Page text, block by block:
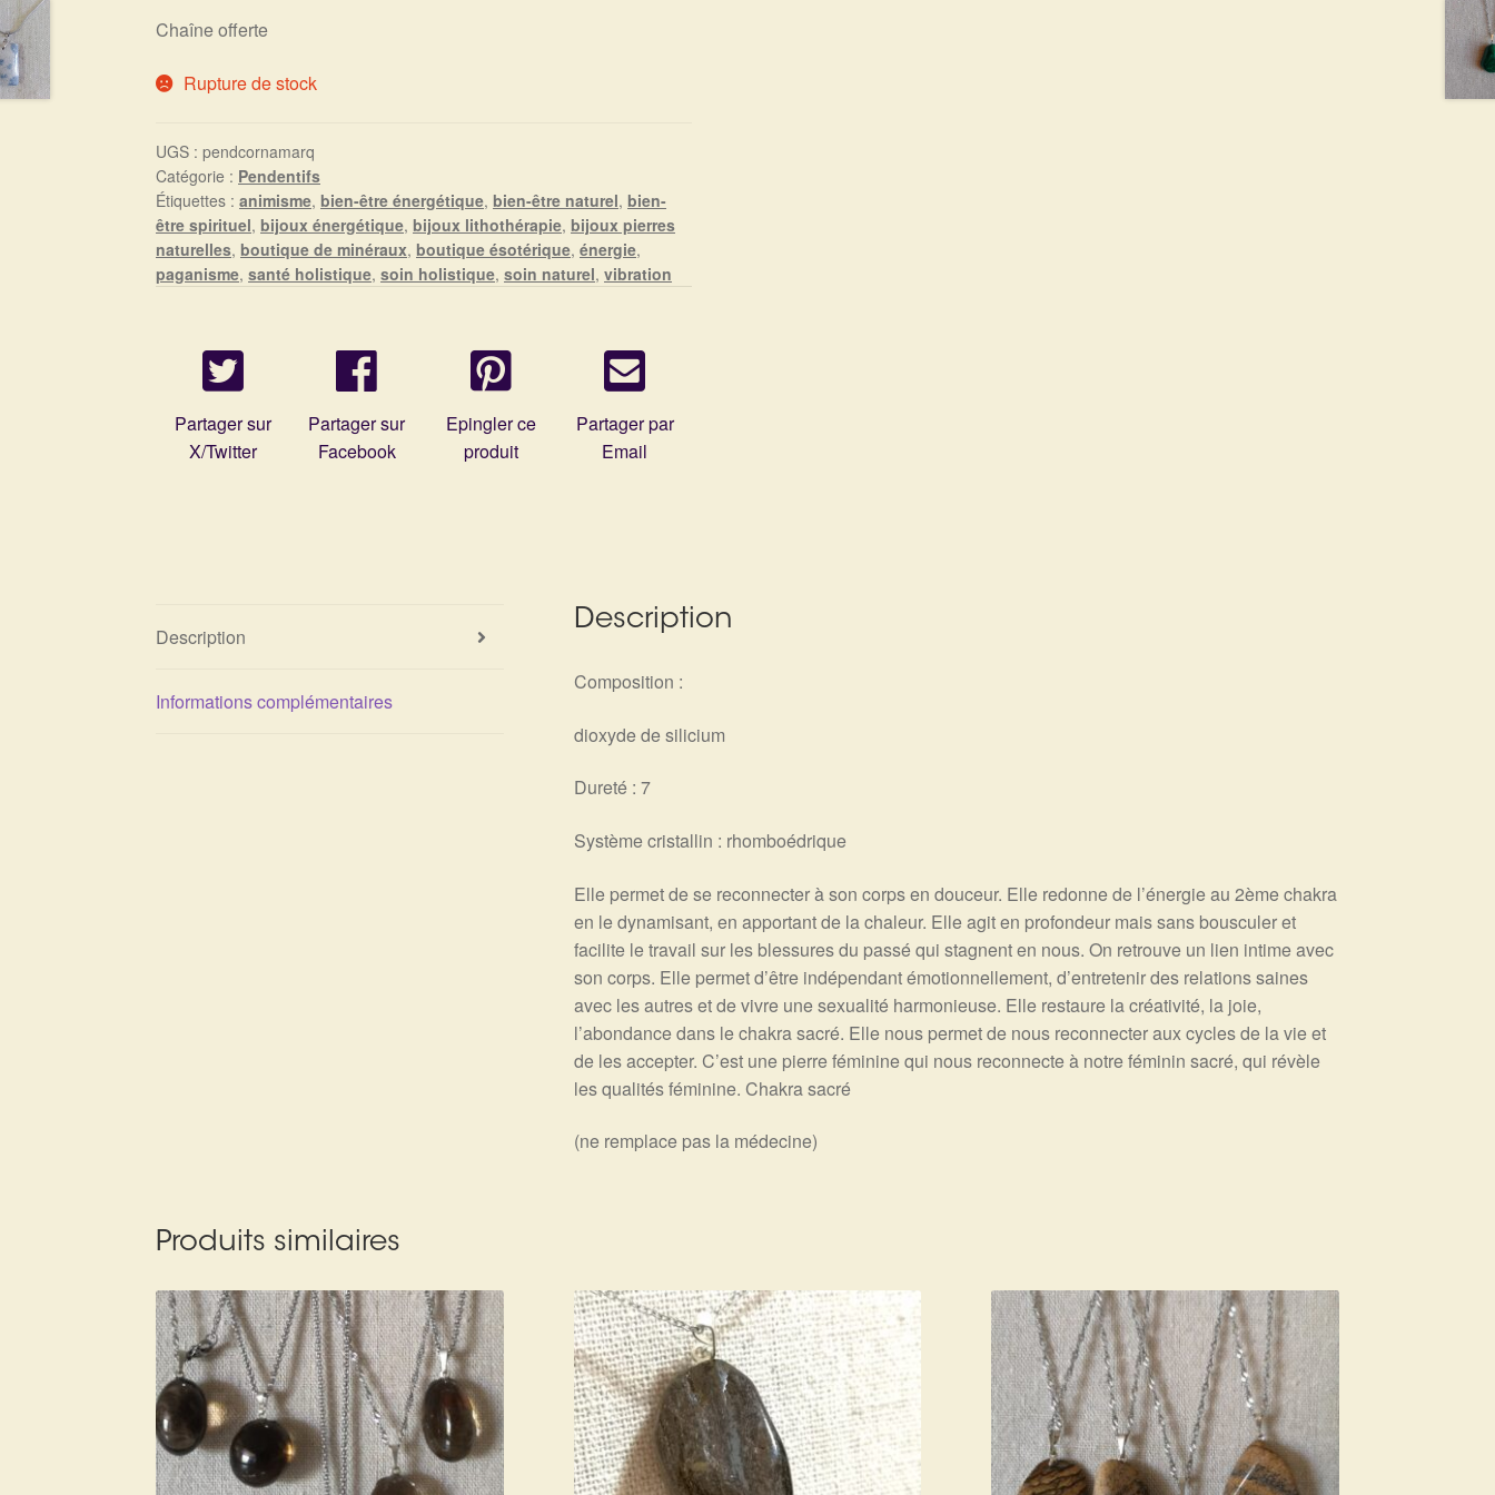
Chaîne offerte
Rupture de stock
UGS :pendcornamarq
Catégorie : Pendentifs
Étiquettes :animisme,bien-être énergétique,bien-être naturel,bien-
être spirituel,bijoux énergétique,bijoux lithothérapie,bijoux pierres
naturelles,boutique de minéraux,boutique ésotérique,énergie,
paganisme,santé holistique,soin holistique,soin naturel,vibration
Partager sur
X/Twitter
Partager sur
Facebook
Epingler ce
produit
Partager par
Email
Description
Informations complémentaires
Description
Composition :
dioxyde de silicium
Dureté : 7
Système cristallin : rhomboédrique
Elle permet de se reconnecter à son corps en douceur. Elle redonne de l’énergie au 2ème chakra
en le dynamisant, en apportant de la chaleur. Elle agit en profondeur mais sans bousculer et
facilite le travail sur les blessures du passé qui stagnent en nous. On retrouve un lien intime avec
son corps. Elle permet d’être indépendant émotionnellement, d’entretenir des relations saines
avec les autres et de vivre une sexualité harmonieuse. Elle restaure la créativité, la joie,
l’abondance dans le chakra sacré. Elle nous permet de nous reconnecter aux cycles de la vie et
de les accepter. C’est une pierre féminine qui nous reconnecte à notre féminin sacré, qui révèle
les qualités féminine. Chakra sacré
(ne remplace pas la médecine)
Produits similaires